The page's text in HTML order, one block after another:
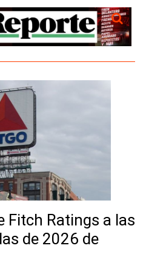
Fitch Ratings a las
de 2026 de